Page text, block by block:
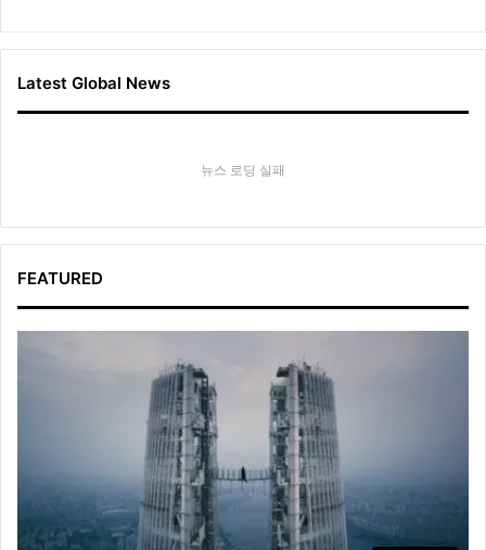
Latest Global News
뉴스 로딩 실패
FEATURED